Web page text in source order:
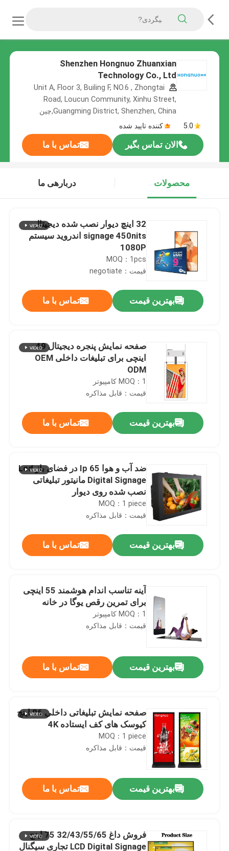
Shenzhen Hongnuo Zhuanxian
Technology Co., Ltd
Unit A, Floor 3, Builing F, NO.6 , Zhongtai
Road, Loucun Community, Xinhu Street,
Guangming District, Shenzhen, China,چین
5.0
کننده تایید شده
الان تماس بگیر تماس با ما
محصولات دربارهی ما
32 اينچ ديوار نصب شده ديجيتال
signage 450nits اندرويد سيستم
1080P
MOQ：1pcs
قیمت：negotiate
بهترین قیمت تماس با ما
صفحه نمایش پنجره دیجیتال 49
اینچی برای تبلیغات داخلی OEM
ODM
MOQ：1 کامپیوتر
قیمت：قابل مذاکره
بهترین قیمت تماس با ما
ضد آب و هوا Ip 65 در فضای باز Lcd
Digital Signage مانیتور تبلیغاتی
نصب شده روی دیوار
MOQ：1 piece
قیمت：قابل مذاکره
بهترین قیمت تماس با ما
آینه تناسب اندام هوشمند 55 اینچی
برای تمرین رقص یوگا در خانه
MOQ：1 کامپیوتر
قیمت：قابل مذاکره
بهترین قیمت تماس با ما
صفحه نمایش تبلیغاتی داخلی 86 اینچ
کیوسک های کف ایستاده 4K
MOQ：1 piece
قیمت：قابل مذاکره
بهترین قیمت تماس با ما
فروش داغ 32/43/55/65 75 اینچ
LCD Digital Signage تجاری سیگنال